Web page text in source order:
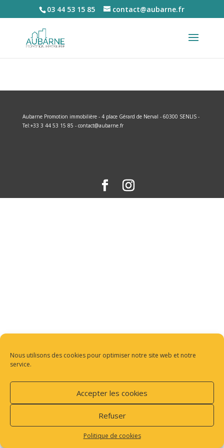
Nous utilisons des cookies pour optimiser notre site web et notre
service.
Accepter les cookies
Refuser
Politique de cookies
03 44 53 15 85 contact@aubarne.fr
Aubarne Promotion immobilière - 4 place Gérard de Nerval - 60300 SENLIS -
Tel:+33 3 44 53 15 85 - contact@aubarne.fr